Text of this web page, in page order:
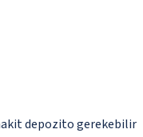
depozito gerekebilir